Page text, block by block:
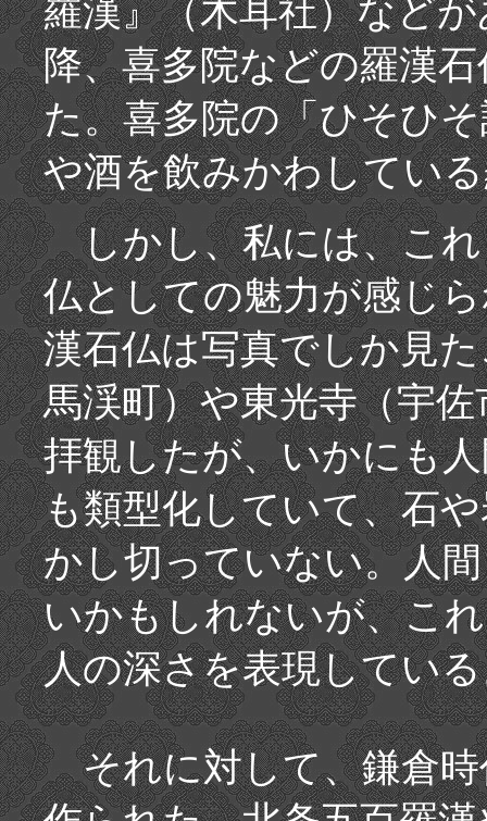
羅漢』（木耳社）など
降、喜多院などの羅漢
た。喜多院の「ひそひ
や酒を飲みかわしてい
しかし、私には、これ
仏としての魅力が感じ
漢石仏は写真でしか見
馬渓町）や東光寺（宇
拝観したが、いかにも
も類型化していて、石
かし切っていない。人
いかもしれないが、こ
人の深さを表現してい
それに対して、鎌倉時